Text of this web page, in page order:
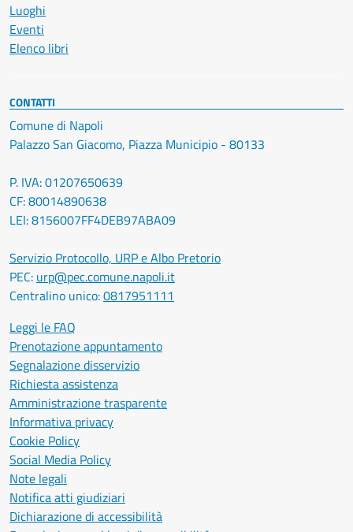
Luoghi
Eventi
Elenco libri
CONTATTI
Comune di Napoli
Palazzo San Giacomo, Piazza Municipio - 80133
P. IVA: 01207650639
CF: 80014890638
LEI: 8156007FF4DEB97ABA09
Servizio Protocollo, URP e Albo Pretorio
PEC: urp@pec.comune.napoli.it
Centralino unico:0817951111
Leggi le FAQ
Prenotazione appuntamento
Segnalazione disservizio
Richiesta assistenza
Amministrazione trasparente
Informativa privacy
Cookie Policy
Social Media Policy
Note legali
Notifica atti giudiziari
Dichiarazione di accessibilità